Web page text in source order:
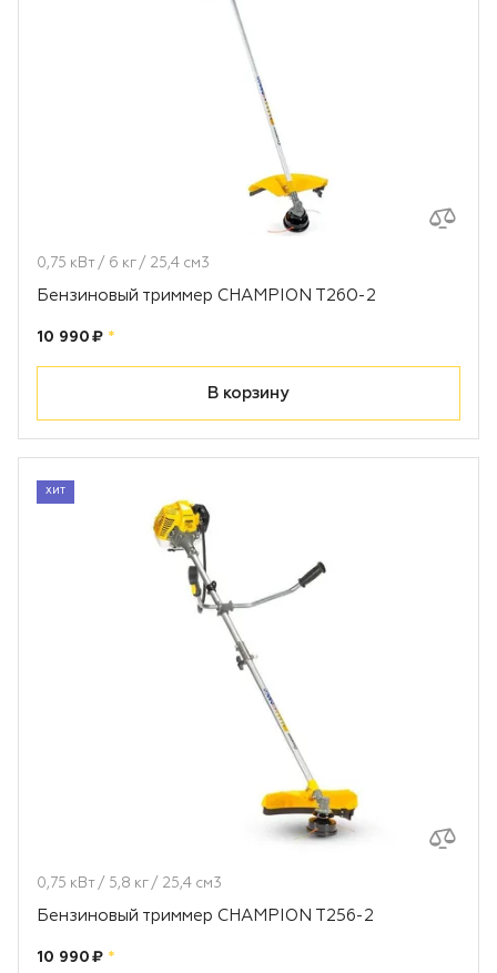
0,75 кВт / 6 кг / 25,4 см3
Бензиновый триммер CHAMPION T260-2
Цена:
10 990 ₽ рублей
*
В корзину
ХИТ
0,75 кВт / 5,8 кг / 25,4 см3
Бензиновый триммер CHAMPION T256-2
Цена:
10 990 ₽ рублей
*